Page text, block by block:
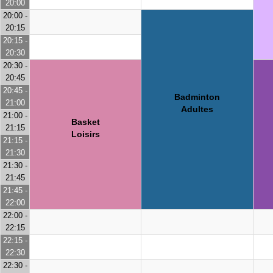
20:00
20:00 -
20:15
Badminton
Adultes
20:15 -
20:30
20:30 -
20:45
Basket
Loisirs
20:45 -
21:00
21:00 -
21:15
21:15 -
21:30
21:30 -
21:45
21:45 -
22:00
22:00 -
22:15
22:15 -
22:30
22:30 -